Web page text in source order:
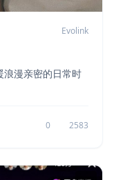
Evolink
浪漫亲密的日常时
0 2583